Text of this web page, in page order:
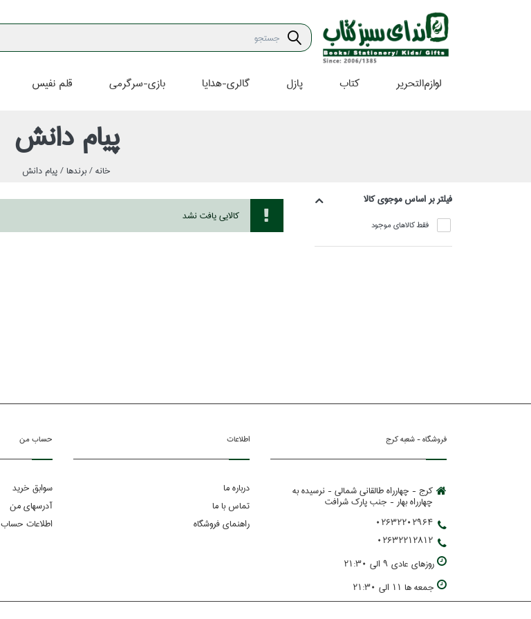
لوازم‌التحرير كتاب پازل گالري-هدايا بازي-سرگرمي قلم نفيس
پيام دانش
خانه /برندها /پيام دانش
فيلتر بر اساس موجوي كالا
فقط كالاهاي موجود
كالايي يافت نشد
فروشگاه - شعبه کرج
کرج - چهارراه طالقانی شمالی - نرسیده به
چهارراه بهار - جنب پارك شرافت
02632202964
02632212812
روزهاي عادي 9 الي 21:30
جمعه ها 11 الي 21:30
اطلاعات
درباره ما
تماس با ما
راهنمای فروشگاه
حساب من
سوابق خرید
آدرسهای من
اطلاعات حساب